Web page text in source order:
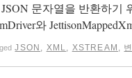
문자열을 반환하기
와
JSON , XML, XSTREAM ,